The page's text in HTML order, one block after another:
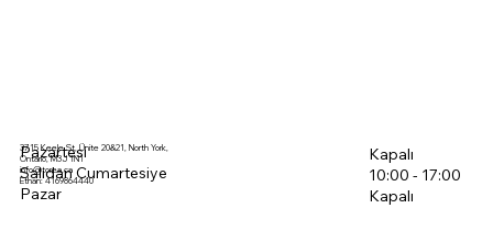
3715 Keele St, Ünite 20&21, North York,
Ontario, M3J 1N1
info@torea.ca
Ethan: 4169864440
Pazartesi
Salıdan Cumartesiye
Pazar
Kapalı
10:00 - 17:00
Kapalı